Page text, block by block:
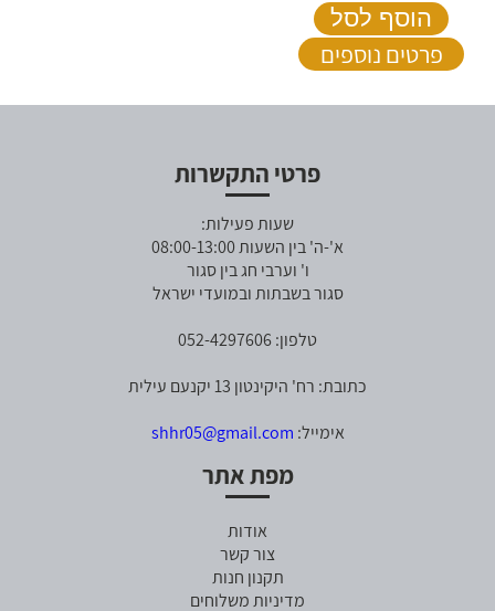
הוסף לסל
פרטים נוספים
פרטי התקשרות
שעות פעילות:
א'-ה' בין השעות 08:00-13:00
ו' וערבי חג בין סגור
סגור בשבתות ובמועדי ישראל
טלפון: 052-4297606
כתובת: רח' היקינטון 13 יקנעם עילית
אימייל: shhr05@gmail.com
מפת אתר
אודות
צור קשר
תקנון חנות
מדיניות משלוחים